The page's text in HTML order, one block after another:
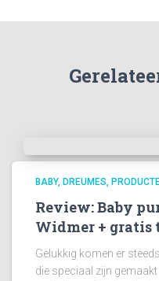
BABY DREUMES
Review: Baby
Widmer + gratis
Gelukkig komen er
die speciaal zijn